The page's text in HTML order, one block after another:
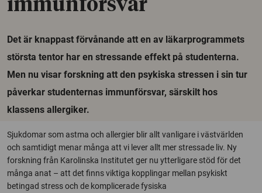
immunförsvar
Det är knappast förvånande att en av läkarprogrammets
största tentor har en stressande effekt på studenterna.
Men nu visar forskning att den psykiska stressen i sin tur
påverkar studenternas immunförsvar, särskilt hos
klassens allergiker.
Sjukdomar som astma och allergier blir allt vanligare i västvärlden
och samtidigt menar många att vi lever allt mer stressade liv. Ny
forskning från Karolinska Institutet ger nu ytterligare stöd för det
många anat – att det finns viktiga kopplingar mellan psykiskt
betingad stress och de komplicerade fysiska